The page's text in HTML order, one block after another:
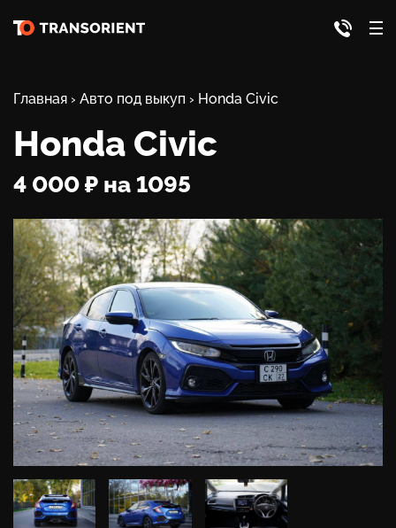
Главная › Авто под выкуп › Honda Civic
Honda Civic
4 000 ₽ на 1095